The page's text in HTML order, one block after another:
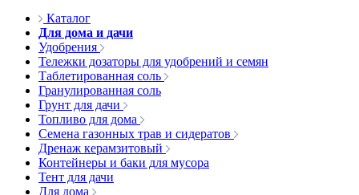
Каталог
Для дома и дачи
Удобрения
Тележки дозаторы для удобрений и семян
Таблетированная соль
Гранулированная соль
Грунт для дачи
Топливо для дома
Семена газонных трав и сидератов
Дренаж керамзитовый
Контейнеры и баки для мусора
Тент для дачи
Для дома